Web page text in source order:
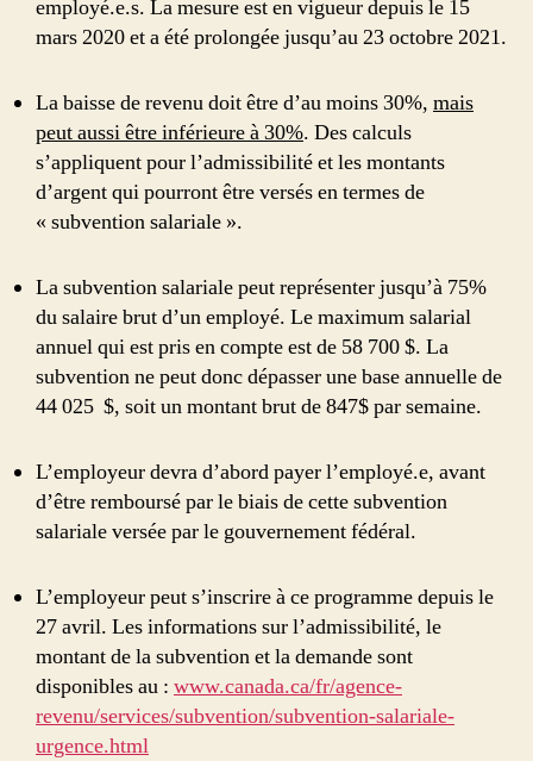
employé.e.s. La mesure est en vigueur depuis le 15
mars 2020 et a été prolongée jusqu’au 23 octobre 2021.
La baisse de revenu doit être d’au moins 30%, mais
peut aussi être inférieure à 30%. Des calculs
s’appliquent pour l’admissibilité et les montants
d’argent qui pourront être versés en termes de
« subvention salariale ».
La subvention salariale peut représenter jusqu’à 75%
du salaire brut d’un employé. Le maximum salarial
annuel qui est pris en compte est de 58 700 $. La
subvention ne peut donc dépasser une base annuelle de
44 025 $, soit un montant brut de 847$ par semaine.
L’employeur devra d’abord payer l’employé.e, avant
d’être remboursé par le biais de cette subvention
salariale versée par le gouvernement fédéral.
L’employeur peut s’inscrire à ce programme depuis le
27 avril. Les informations sur l’admissibilité, le
montant de la subvention et la demande sont
disponibles au : www.canada.ca/fr/agence-
revenu/services/subvention/subvention-salariale-
urgence.html